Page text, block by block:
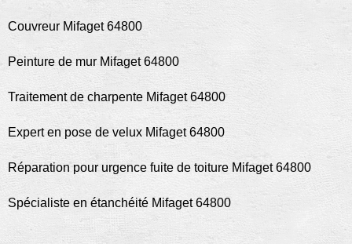
Couvreur Mifaget 64800
Peinture de mur Mifaget 64800
Traitement de charpente Mifaget 64800
Expert en pose de velux Mifaget 64800
Réparation pour urgence fuite de toiture Mifaget 64800
Spécialiste en étanchéité Mifaget 64800